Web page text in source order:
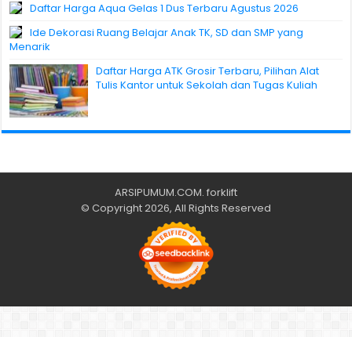
Daftar Harga Aqua Gelas 1 Dus Terbaru Agustus 2026
Ide Dekorasi Ruang Belajar Anak TK, SD dan SMP yang
Menarik
Daftar Harga ATK Grosir Terbaru, Pilihan Alat
Tulis Kantor untuk Sekolah dan Tugas Kuliah
ARSIPUMUM.COM. forklift
© Copyright 2026, All Rights Reserved